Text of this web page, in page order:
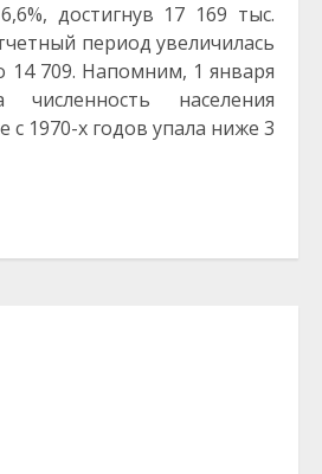
достигнув 17 169 тыс.
период увеличилась
14 709. Напомним, 1 января
численность населения
1970-х годов упала ниже 3